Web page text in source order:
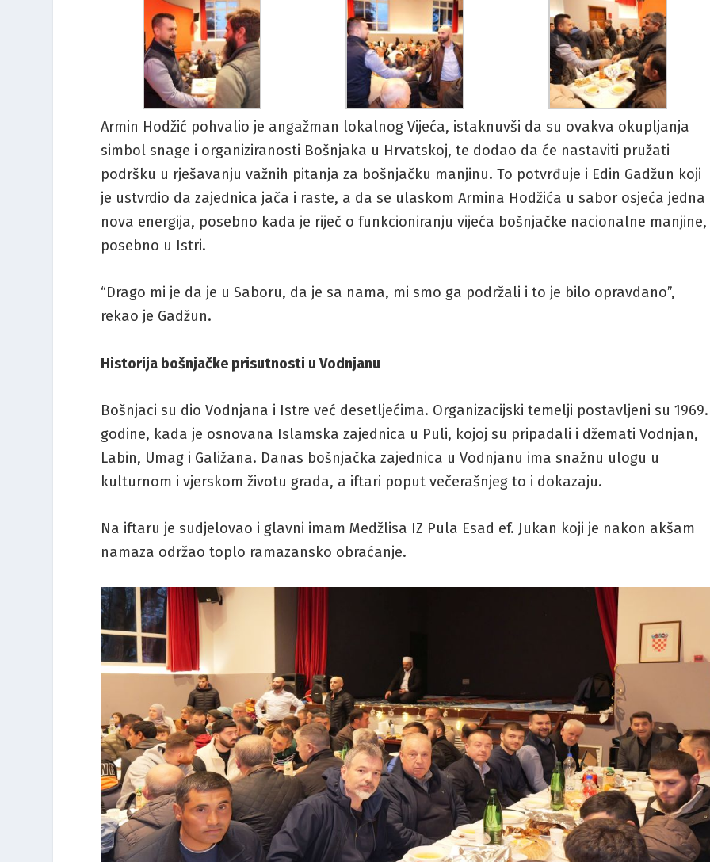
Armin Hodžić pohvalio je angažman lokalnog Vijeća, istaknuvši da su ovakva okupljanja
simbol snage i organiziranosti Bošnjaka u Hrvatskoj, te dodao da će nastaviti pružati
podršku u rješavanju važnih pitanja za bošnjačku manjinu. To potvrđuje i Edin Gadžun koji
je ustvrdio da zajednica jača i raste, a da se ulaskom Armina Hodžića u sabor osjeća jedna
nova energija, posebno kada je riječ o funkcioniranju vijeća bošnjačke nacionalne manjine,
posebno u Istri.
“Drago mi je da je u Saboru, da je sa nama, mi smo ga podržali i to je bilo opravdano”,
rekao je Gadžun.
Historija bošnjačke prisutnosti u Vodnjanu
Bošnjaci su dio Vodnjana i Istre već desetljećima. Organizacijski temelji postavljeni su 1969.
godine, kada je osnovana Islamska zajednica u Puli, kojoj su pripadali i džemati Vodnjan,
Labin, Umag i Galižana. Danas bošnjačka zajednica u Vodnjanu ima snažnu ulogu u
kulturnom i vjerskom životu grada, a iftari poput večerašnjeg to i dokazaju.
Na iftaru je sudjelovao i glavni imam Medžlisa IZ Pula Esad ef. Jukan koji je nakon akšam
namaza održao toplo ramazansko obraćanje.